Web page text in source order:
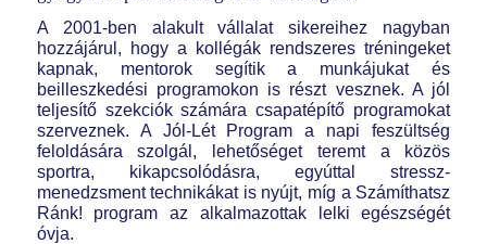
A 2001-ben alakult vállalat sikereihez nagyban
hozzájárul, hogy a kollégák rendszeres tréningeket
kapnak, mentorok segítik a munkájukat és
beilleszkedési programokon is részt vesznek. A jól
teljesítő szekciók számára csapatépítő programokat
szerveznek. A Jól-Lét Program a napi feszültség
feloldására szolgál, lehetőséget teremt a közös
sportra, kikapcsolódásra, egyúttal stressz-
menedzsment technikákat is nyújt, míg a Számíthatsz
Ránk! program az alkalmazottak lelki egészségét
óvja.